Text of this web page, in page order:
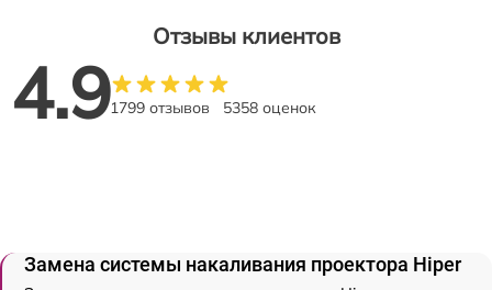
Отзывы клиентов
4.91799 отзывов 5358 оценок
Замена системы накаливания проектора Hiper